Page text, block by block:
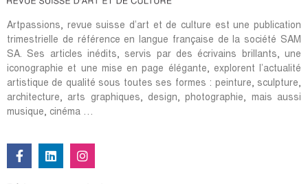
Artpassions, revue suisse d’art et de culture est une publication
trimestrielle de référence en langue française de la société SAM
SA. Ses articles inédits, servis par des écrivains brillants, une
iconographie et une mise en page élégante, explorent l’actualité
artistique de qualité sous toutes ses formes : peinture, sculpture,
architecture, arts graphiques, design, photographie, mais aussi
musique, cinéma …